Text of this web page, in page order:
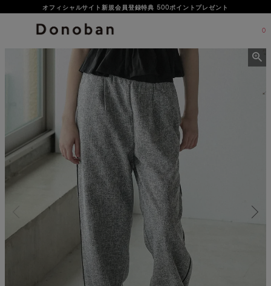
LINEお友だち登録で500円OFFクーポンプレゼント♪
オフィシャルサイト新規会員登録特典 500ポイントプレゼント
0